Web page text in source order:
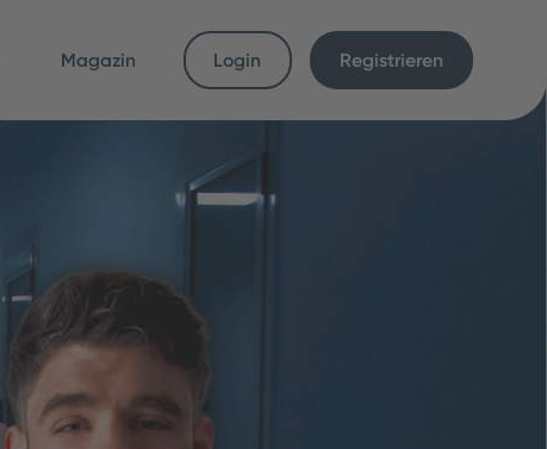
Magazin Login Registrieren